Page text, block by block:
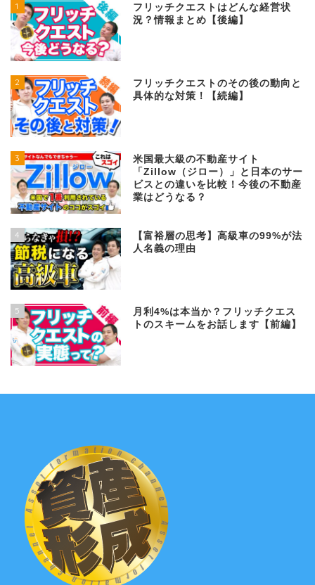
1
フリッチクエストはどんな経営状
況？情報まとめ【後編】
2
フリッチクエストのその後の動向と
具体的な対策！【続編】
3
米国最大級の不動産サイト
「Zillow（ジロー）」と日本のサー
ビスとの違いを比較！今後の不動産
業はどうなる？
4
【富裕層の思考】高級車の99%が法
人名義の理由
5
月利4%は本当か？フリッチクエス
トのスキームをお話します【前編】